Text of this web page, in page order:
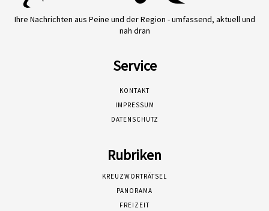
Ihre Nachrichten aus Peine und der Region - umfassend, aktuell und
nah dran
Service
KONTAKT
IMPRESSUM
DATENSCHUTZ
Rubriken
KREUZWORTRÄTSEL
PANORAMA
FREIZEIT